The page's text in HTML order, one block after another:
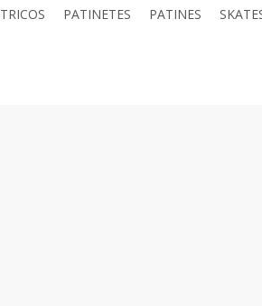
PATINETES PATINES